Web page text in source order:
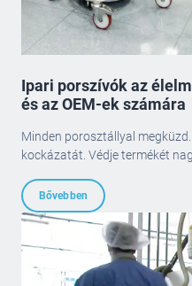
Ipari porszívók az
és az OEM-ek számára
Minden porosztállyal
kockázatát. Védje termékét
Bővebben